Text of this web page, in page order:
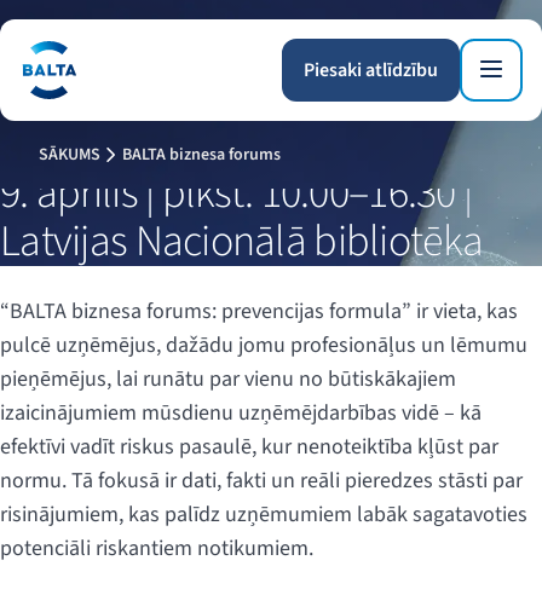
Piesaki atlīdzību
SĀKUMS BALTA biznesa forums
9. aprīlis | plkst. 10.00–16.30 |
Latvijas Nacionālā bibliotēka
“BALTA biznesa forums: prevencijas formula” ir vieta, kas
pulcē uzņēmējus, dažādu jomu profesionāļus un lēmumu
pieņēmējus, lai runātu par vienu no būtiskākajiem
izaicinājumiem mūsdienu uzņēmējdarbības vidē – kā
efektīvi vadīt riskus pasaulē, kur nenoteiktība kļūst par
normu. Tā fokusā ir dati, fakti un reāli pieredzes stāsti par
risinājumiem, kas palīdz uzņēmumiem labāk sagatavoties
potenciāli riskantiem notikumiem.